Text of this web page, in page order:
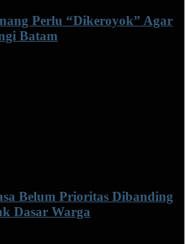
Perlu “Dikeroyok” Agar
Batam
Belum Prioritas Dibanding
Dasar Warga